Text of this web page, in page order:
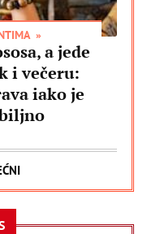
a jede
i večeru:
iako je